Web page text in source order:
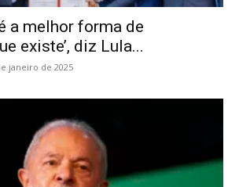
a melhor forma de
existe’, diz Lula...
janeiro de 2025